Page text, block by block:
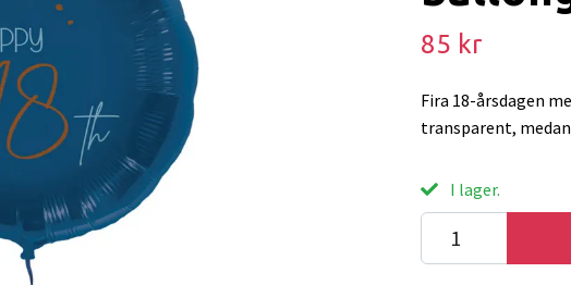
85 kr
Fira 18-årsdagen
transparent,
I lager.